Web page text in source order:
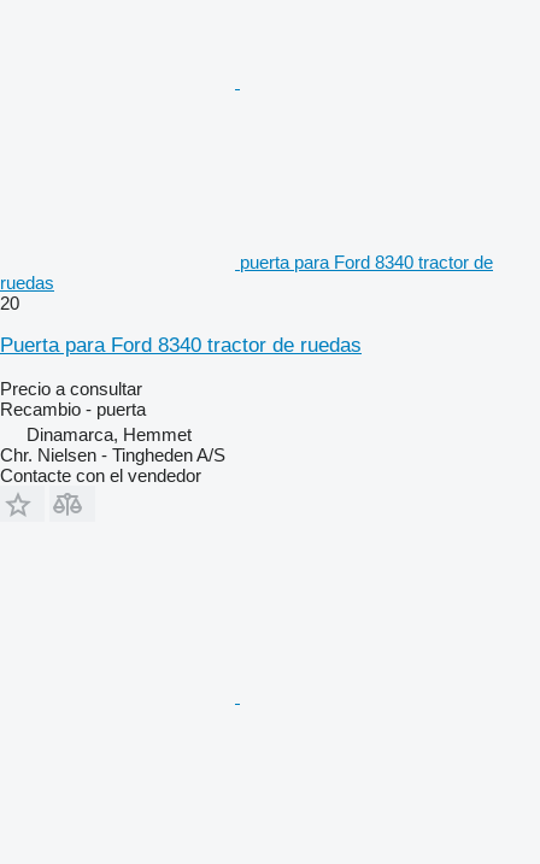
puerta para Ford 8340 tractor de
ruedas
20
Puerta para Ford 8340 tractor de ruedas
Precio a consultar
Recambio - puerta
Dinamarca, Hemmet
Chr. Nielsen - Tingheden A/S
Contacte con el vendedor